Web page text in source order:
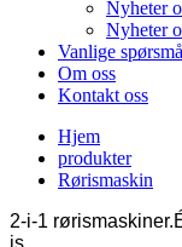
Nyheter
Nyheter
Vanlige
Om oss
Kontakt oss
Hjem
produkter
Rørismaskin
2-i-1 rørismaskiner.
is.